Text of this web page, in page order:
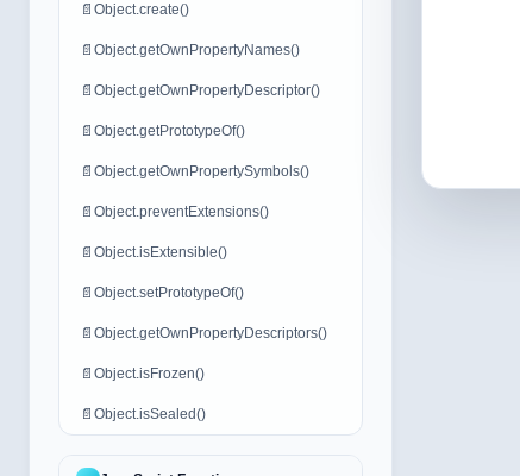
📄 Object.create()
📄 Object.getOwnPropertyNames()
📄 Object.getOwnPropertyDescriptor()
📄 Object.getPrototypeOf()
📄 Object.getOwnPropertySymbols()
📄 Object.preventExtensions()
📄 Object.isExtensible()
📄 Object.setPrototypeOf()
📄 Object.getOwnPropertyDescriptors()
📄 Object.isFrozen()
📄 Object.isSealed()